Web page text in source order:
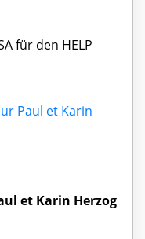
für den HELP
Paul et Karin
et Karin Herzog